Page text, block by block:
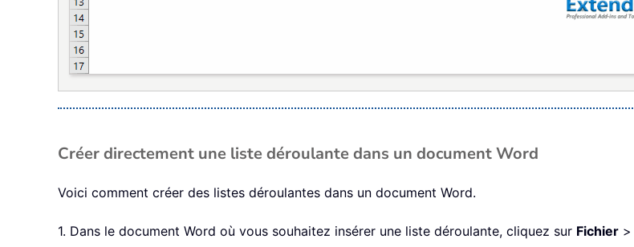
Créer directement une liste déroulante dans un document Word
Voici comment créer des listes déroulantes dans un document Word.
1. Dans le document Word où vous souhaitez insérer une liste déroulante, cliquez sur Fichier >